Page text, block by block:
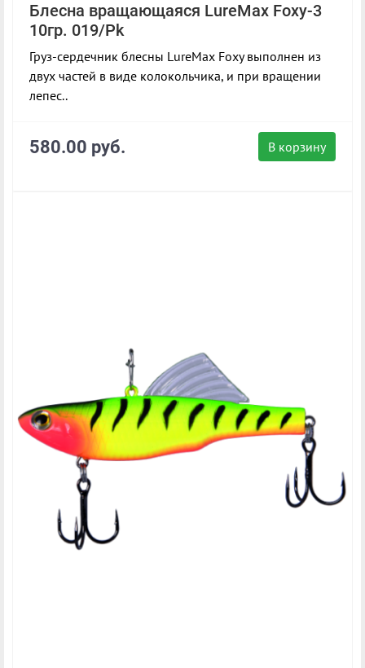
Блесна вращающаяся LureMax Foxy-3
10гр. 019/Pk
Груз-сердечник блесны LureMax Foxy выполнен из
двух частей в виде колокольчика, и при вращении
лепес..
В корзину
580.00 руб.